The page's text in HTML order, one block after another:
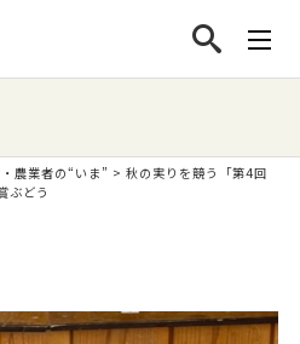
農業者の“いま” > 秋の実りを競う「第4回
ぶどう